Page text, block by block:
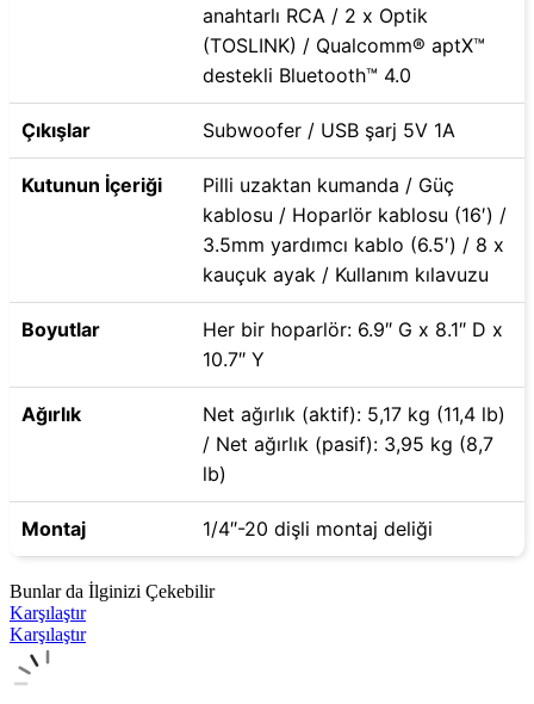
anahtarlı RCA / 2 x Optik
(TOSLINK) / Qualcomm® aptX™
destekli Bluetooth™ 4.0
Çıkışlar Subwoofer / USB şarj 5V 1A
Kutunun İçeriği
Pilli uzaktan kumanda / Güç
kablosu / Hoparlör kablosu (16′) /
3.5mm yardımcı kablo (6.5′) / 8 x
kauçuk ayak / Kullanım kılavuzu
Boyutlar
Her bir hoparlör: 6.9″ G x 8.1″ D x
10.7″ Y
Ağırlık
Net ağırlık (aktif): 5,17 kg (11,4 lb)
/ Net ağırlık (pasif): 3,95 kg (8,7
lb)
Montaj 1/4″-20 dişli montaj deliği
Bunlar da İlginizi Çekebilir
Karşılaştır
Karşılaştır